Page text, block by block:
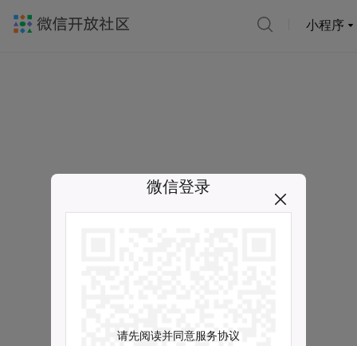
小程序
微信登录
请先阅读并同意服务协议